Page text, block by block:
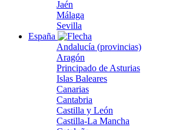
Jaén
Málaga
Sevilla
España
Andalucía (provincias)
Aragón
Principado de Asturias
Islas Baleares
Canarias
Cantabria
Castilla y León
Castilla-La Mancha